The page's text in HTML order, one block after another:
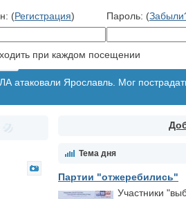
(Регистрация) Пароль: (
при каждом посещении
атаковали Ярославль. Мог
Тема дня
Партии "отжеребились"
Участники